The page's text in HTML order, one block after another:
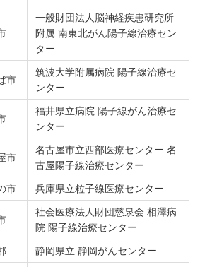
一般財団法人脳神経疾患研究所
附属 南東北がん陽子線治療セン
ター
市
筑波大学附属病院 陽子線治療セ
ンター
福井県立病院 陽子線がん治療セ
ンター
市
名古屋市立西部医療センター 名
古屋陽子線治療センター
市 兵庫県立粒子線医療センター
社会医療法人財団慈泉会 相澤病
院 陽子線治療センター
静岡県立 静岡がんセンター